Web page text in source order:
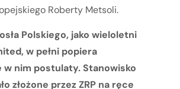
Roberty Metsoli.
Polskiego, jako wieloletni
w pełni popiera
w nim postulaty. Stanowisko
złożone przez ZRP na ręce